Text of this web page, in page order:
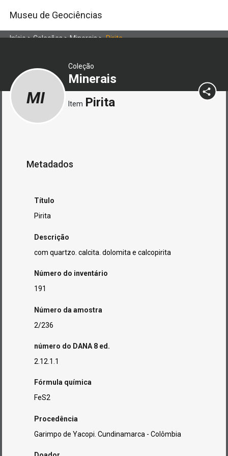
Museu de Geociências
Início>Coleções>Minerais>Pirita
Coleção
Minerais
MI Item Pirita
Metadados
Título
Pirita
Descrição
com quartzo. calcita. dolomita e calcopirita
Número do inventário
191
Número da amostra
2/236
número do DANA 8 ed.
2.12.1.1
Fórmula química
FeS2
Procedência
Garimpo de Yacopi. Cundinamarca - Colômbia